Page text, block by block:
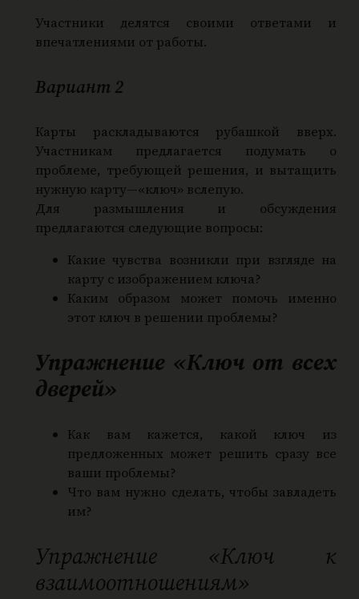
Участники делятся своими ответами и
впечатлениями от работы.
Вариант 2
Карты раскладываются рубашкой вверх.
Участникам предлагается подумать о
проблеме, требующей решения, и вытащить
нужную карту—«ключ» вслепую.
Для размышления и обсуждения
предлагаются следующие вопросы:
Какие чувства возникли при взгляде на
карту с изображением ключа?
Каким образом может помочь именно
этот ключ в решении проблемы?
Упражнение «Ключ от всех
дверей»
Как вам кажется, какой ключ из
предложенных может решить сразу все
ваши проблемы?
Что вам нужно сделать, чтобы завладеть
им?
Упражнение «Ключ к
взаимоотношениям»